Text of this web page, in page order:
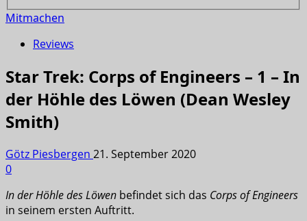
Mitmachen
Reviews
Star Trek: Corps of Engineers – 1 – In
der Höhle des Löwen (Dean Wesley
Smith)
Götz Piesbergen 21. September 2020
0
In der Höhle des Löwen befindet sich das Corps of Engineers
in seinem ersten Auftritt.